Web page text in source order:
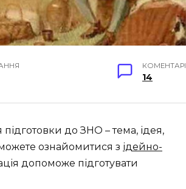
КОМЕНТАРІ
14
підготовки до ЗНО – тема, ідея,
ознайомитися з ідейно-
допоможе підготувати